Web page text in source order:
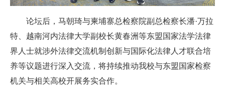
论坛后，马朝琦与柬埔寨总检察院副总检察长潘·万拉
特、越南河内法律大学副校长黄春洲等东盟国家法学法律
界 人士就涉外法律交流机制创新与国际化法律人才联合培
养等议题进行深入交流， 将持续推动我校与东盟国家检察
机关与相关高校开展务实合作。